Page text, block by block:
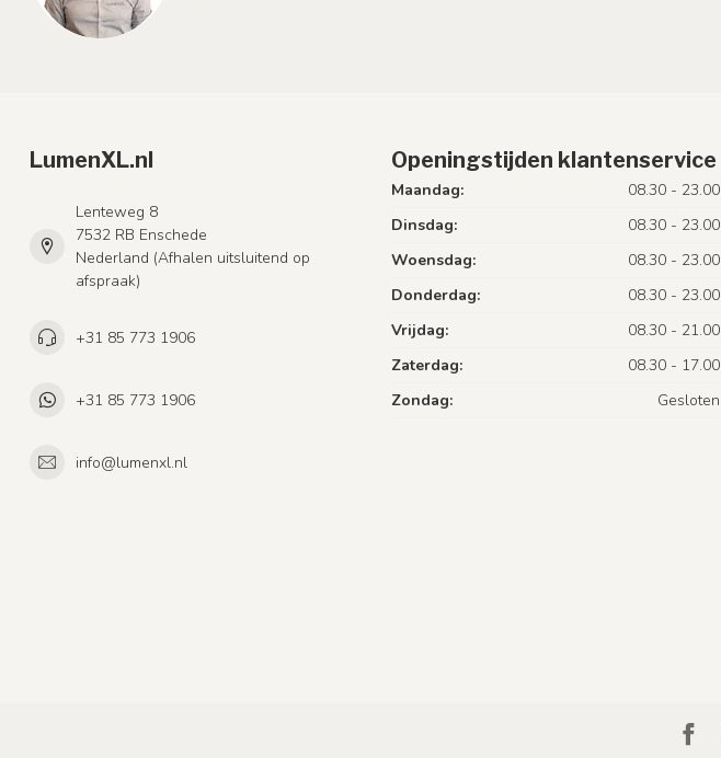
LumenXL.nl
Lenteweg 8
7532 RB Enschede
Nederland (Afhalen uitsluitend op
afspraak)
+31 85 773 1906
+31 85 773 1906
info@lumenxl.nl
Openingstijden klantenservice
Maandag:
08.30 - 23.00
Dinsdag:
08.30 - 23.00
Woensdag:
08.30 - 23.00
Donderdag:
08.30 - 23.00
Vrijdag:
08.30 - 21.00
Zaterdag:
08.30 - 17.00
Zondag:
Gesloten